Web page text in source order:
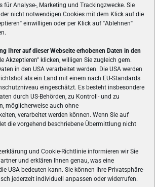
für Analyse-, Marketing und Trackingzwecke. Sie
nicht notwendigen Cookies mit dem Klick auf die
" einwilligen oder per Klick auf"Ablehnen"
Ihrer auf dieser Webseite erhobenen Daten in den
Akzeptieren" klicken, willigen Sie zugleich gem.
in den USA verarbeitet werden. Die USA werden
als ein Land mit einem nach EU-Standards
eingeschätzt. Es besteht insbesondere
durch US-Behörden, zu Kontroll- und zu
möglicherweise auch ohne
verarbeitet werden können. Wenn Sie auf
die vorgehend beschriebene Übermittlung nicht
und Cookie-Richtlinie informieren wir Sie
und erklären Ihnen genau, was eine
USA bedeuten kann. Sie können Ihre Privatsphäre-
jederzeit individuell anpassen oder widerrufen.
ÜBER UNS
GAMER! Gamers.at ist das älteste Online-
und bringt täglich aktuelle News,
zu PC- und Konsolenspielen, Gaming-
und aus der Welt des e-Sport's.
FOLGE UNS